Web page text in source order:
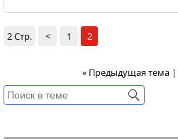
2 Стр. < 1 2
« Предыдущая тема |